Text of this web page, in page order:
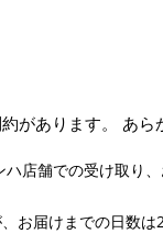
があります。 あら
店舗での受け取り
お届けまでの日数は